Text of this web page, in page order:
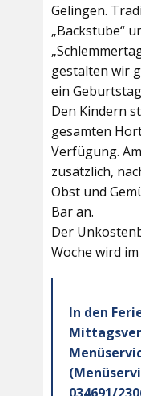
Gelingen.
„Backstube“
gestalten wir
ein
Den Kindern
gesamten
Verfügung.
zusätzlich,
Obst und
Bar an.
Der
Woche wird
In den